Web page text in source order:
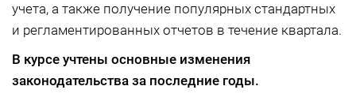
учета, а также получение популярных стандартных
и регламентированных отчетов в течение квартала.
В курсе учтены основные изменения
законодательства за последние годы.